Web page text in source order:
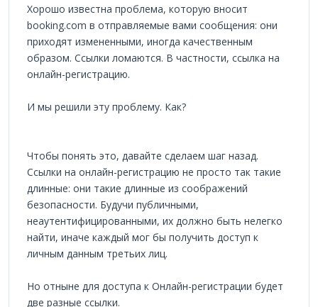
Хорошо известна проблема, которую вносит
booking.com в отправляемые вами сообщения: они
приходят измененными, иногда качественным
образом. Ссылки ломаются. В частности, ссылка на
онлайн-регистрацию.
И мы решили эту проблему. Как?
Чтобы понять это, давайте сделаем шаг назад.
Ссылки на онлайн-регистрацию не просто так такие
длинные: они такие длинные из соображений
безопасности. Будучи публичными,
неаутентифицированными, их должно быть нелегко
найти, иначе каждый мог бы получить доступ к
личным данным третьих лиц.
Но отныне для доступа к Онлайн-регистрации будет
две разные ссылки.